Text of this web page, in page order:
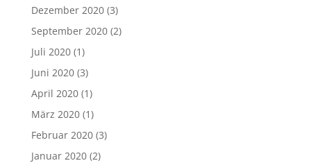
Dezember 2020(3)
September 2020(2)
Juli 2020(1)
Juni 2020(3)
April 2020(1)
März 2020(1)
Februar 2020(3)
Januar 2020(2)